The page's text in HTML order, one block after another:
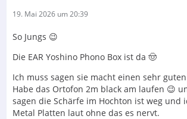
19. Mai 2026 um 20:39
So Jungs 😉
Die EAR Yoshino Phono Box ist da 🤠
Ich muss sagen sie macht einen sehr
Habe das Ortofon 2m black am laufen 😉
sagen die Schärfe im Hochton ist weg und
Metal Platten laut ohne das es nervt.